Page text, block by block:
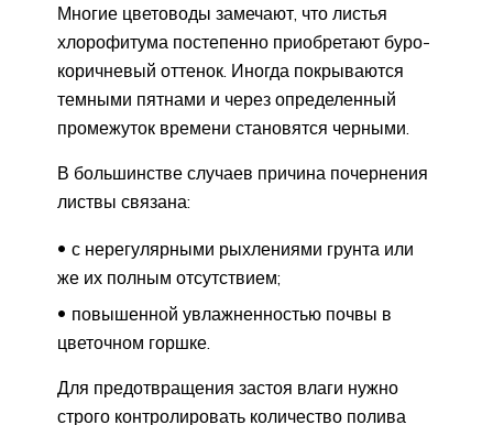
Многие цветоводы замечают, что листья
хлорофитума постепенно приобретают буро-
коричневый оттенок. Иногда покрываются
темными пятнами и через определенный
промежуток времени становятся черными.
В большинстве случаев причина почернения
листвы связана:
с нерегулярными рыхлениями грунта или
же их полным отсутствием;
повышенной увлажненностью почвы в
цветочном горшке.
Для предотвращения застоя влаги нужно
строго контролировать количество полива